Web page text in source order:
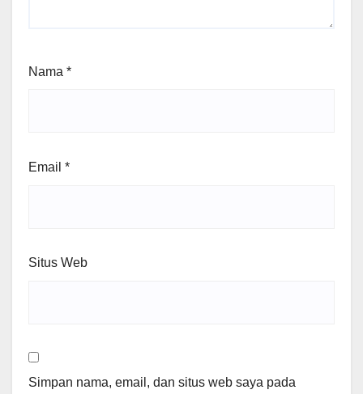
Nama *
Email *
Situs Web
Simpan nama, email, dan situs web saya pada